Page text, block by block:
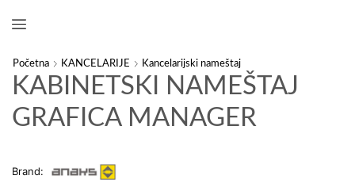
Početna KANCELARIJE Kancelarijski nameštaj
KABINETSKI NAMEŠTAJ
GRAFICA MANAGER
Brand: